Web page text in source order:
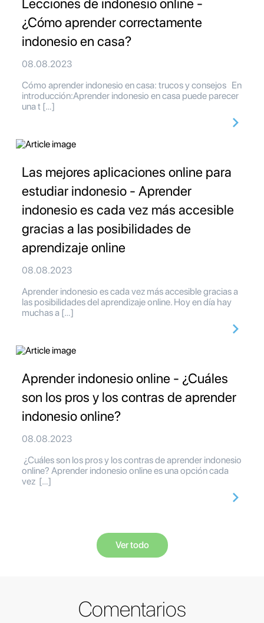
Lecciones de indonesio online -
¿Cómo aprender correctamente
indonesio en casa?
08.08.2023
Cómo aprender indonesio en casa: trucos y consejos En
introducción:Aprender indonesio en casa puede parecer
una t […]
Las mejores aplicaciones online para
estudiar indonesio - Aprender
indonesio es cada vez más accesible
gracias a las posibilidades de
aprendizaje online
08.08.2023
Aprender indonesio es cada vez más accesible gracias a
las posibilidades del aprendizaje online. Hoy en día hay
muchas a […]
Aprender indonesio online - ¿Cuáles
son los pros y los contras de aprender
indonesio online?
08.08.2023
¿Cuáles son los pros y los contras de aprender indonesio
online? Aprender indonesio online es una opción cada
vez […]
Ver todo
Comentarios